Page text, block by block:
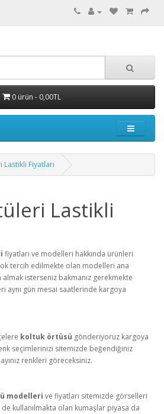
0 ürün - 0,00TL
Fiyatları
Lastikli
fiyatları ve modelleri hakkında ürünleri
tercih edilmekte olan modelleri ana
almak isterseniz bakmanız gerekmekte
aynı gün mesai saatlerinde kargoya
koltuk örtüsü gönderiyoruz kargoya
seçimlerinizi sitemizde beğendiğiniz
renkleri göreceksiniz.
modelleri ve fiyatları sitemizde görselleri
kullanılmakta olan kumaşlar piyasa da